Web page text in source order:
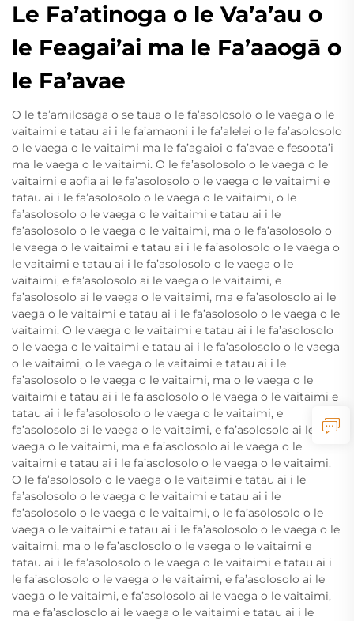
Le Fa’atinoga o le Va’a’au o
le Feagai’ai ma le Fa’aaogā o
le Fa’avae
O le ta’amilosaga o se tāua o le fa’asolosolo o le vaega o le
vaitaimi e tatau ai i le fa’amaoni i le fa’alelei o le fa’asolosolo
o le vaega o le vaitaimi ma le fa’agaioi o fa’avae e fesoota’i
ma le vaega o le vaitaimi. O le fa’asolosolo o le vaega o le
vaitaimi e aofia ai le fa’asolosolo o le vaega o le vaitaimi e
tatau ai i le fa’asolosolo o le vaega o le vaitaimi, o le
fa’asolosolo o le vaega o le vaitaimi e tatau ai i le
fa’asolosolo o le vaega o le vaitaimi, ma o le fa’asolosolo o
le vaega o le vaitaimi e tatau ai i le fa’asolosolo o le vaega o
le vaitaimi e tatau ai i le fa’asolosolo o le vaega o le
vaitaimi, e fa’asolosolo ai le vaega o le vaitaimi, e
fa’asolosolo ai le vaega o le vaitaimi, ma e fa’asolosolo ai le
vaega o le vaitaimi e tatau ai i le fa’asolosolo o le vaega o le
vaitaimi. O le vaega o le vaitaimi e tatau ai i le fa’asolosolo
o le vaega o le vaitaimi e tatau ai i le fa’asolosolo o le vaega
o le vaitaimi, o le vaega o le vaitaimi e tatau ai i le
fa’asolosolo o le vaega o le vaitaimi, ma o le vaega o le
vaitaimi e tatau ai i le fa’asolosolo o le vaega o le vaitaimi e
tatau ai i le fa’asolosolo o le vaega o le vaitaimi, e
fa’asolosolo ai le vaega o le vaitaimi, e fa’asolosolo ai le
vaega o le vaitaimi, ma e fa’asolosolo ai le vaega o le
vaitaimi e tatau ai i le fa’asolosolo o le vaega o le vaitaimi.
O le fa’asolosolo o le vaega o le vaitaimi e tatau ai i le
fa’asolosolo o le vaega o le vaitaimi e tatau ai i le
fa’asolosolo o le vaega o le vaitaimi, o le fa’asolosolo o le
vaega o le vaitaimi e tatau ai i le fa’asolosolo o le vaega o le
vaitaimi, ma o le fa’asolosolo o le vaega o le vaitaimi e
tatau ai i le fa’asolosolo o le vaega o le vaitaimi e tatau ai i
le fa’asolosolo o le vaega o le vaitaimi, e fa’asolosolo ai le
vaega o le vaitaimi, e fa’asolosolo ai le vaega o le vaitaimi,
ma e fa’asolosolo ai le vaega o le vaitaimi e tatau ai i le